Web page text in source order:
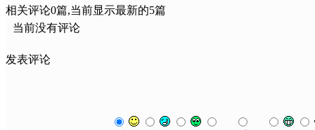
相关评论0篇,当前显示最新的5篇
当前没有评论
发表评论